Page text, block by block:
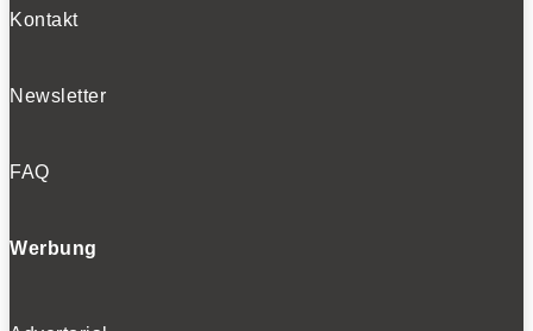
Kontakt
Newsletter
FAQ
Werbung